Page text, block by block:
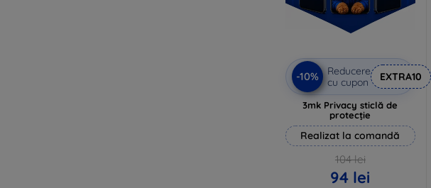
-10%
Reducere
cu cupon
EXTRA10
3mk Privacy sticlă de
protecție
Realizat la comandă
104 lei
94 lei